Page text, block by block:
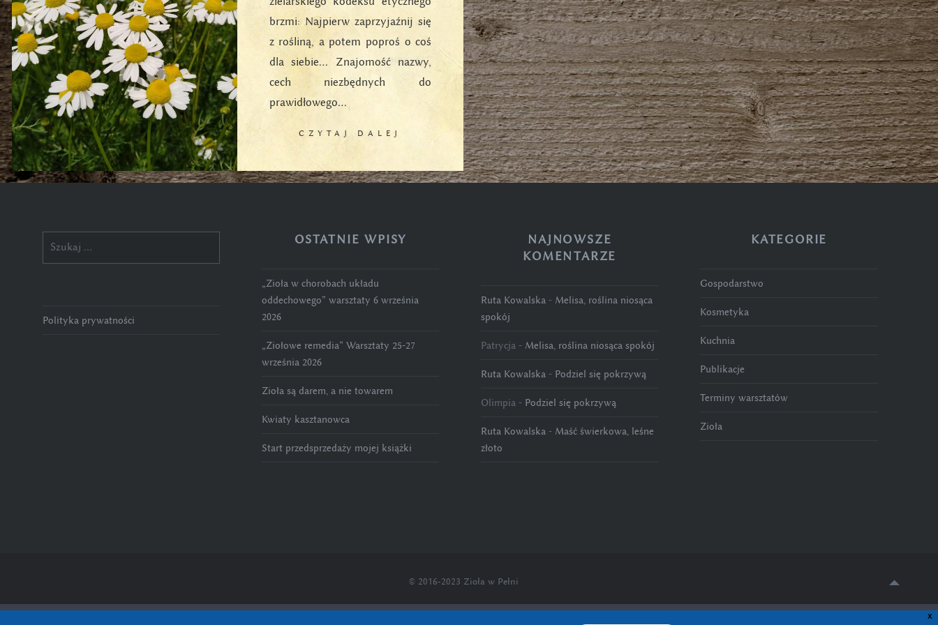
brzmi: Najpierw zaprzyjaźnij się
z rośliną, a potem poproś o coś
dla siebie… Znajomość nazwy,
cech niezbędnych do
prawidłowego…
CZYTAJ DALEJ
OSTATNIE WPISY
„Zioła w chorobach układu
oddechowego” warsztaty 6 września
2026
„Ziołowe remedia” Warsztaty 25-27
września 2026
Zioła są darem, a nie towarem
Kwiaty kasztanowca
Start przedsprzedaży mojej książki
NAJNOWSZE
KOMENTARZE
Ruta Kowalska - Melisa, roślina niosąca
spokój
Patrycja - Melisa, roślina niosąca spokój
Ruta Kowalska - Podziel się pokrzywą
Olimpia - Podziel się pokrzywą
Ruta Kowalska - Maść świerkowa, leśne
złoto
KATEGORIE
Gospodarstwo
Kosmetyka
Kuchnia
Publikacje
Terminy warsztatów
Zioła
Polityka prywatności
© 2016-2023 Zioła w Pełni
X